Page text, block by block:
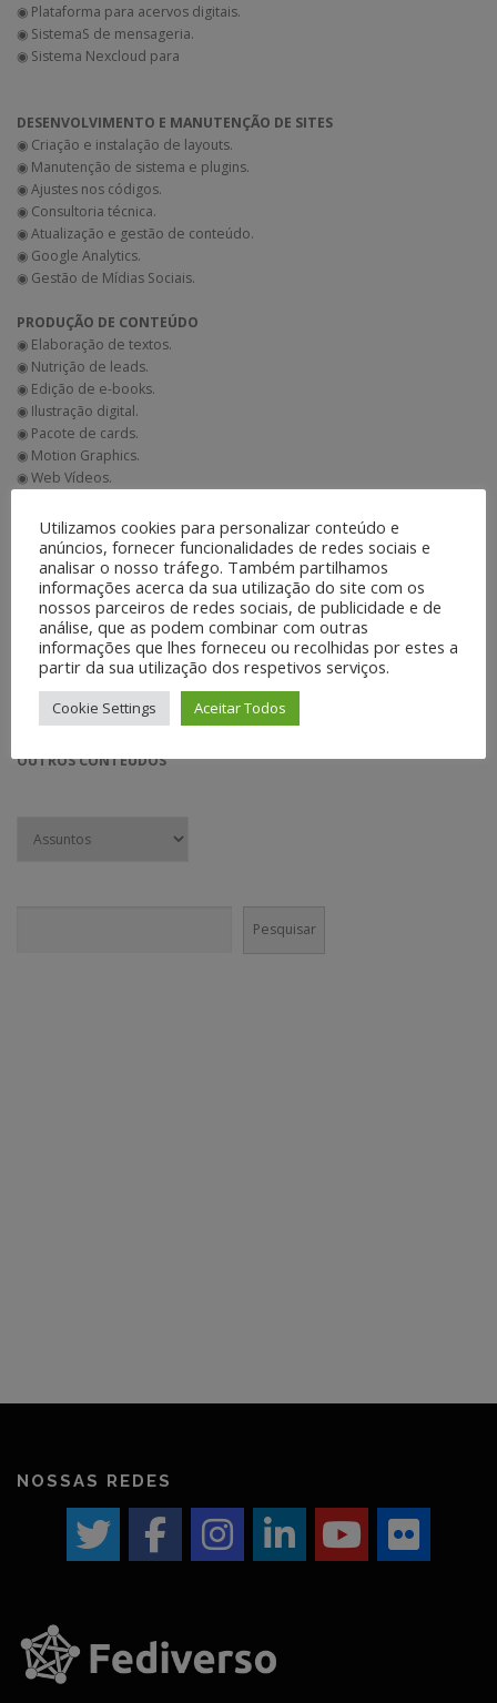
◉ Plataforma para acervos digitais.
◉ SistemaS de mensageria.
◉ Sistema Nexcloud para
DESENVOLVIMENTO E MANUTENÇÃO DE SITES
◉ Criação e instalação de layouts.
◉ Manutenção de sistema e plugins.
◉ Ajustes nos códigos.
◉ Consultoria técnica.
◉ Atualização e gestão de conteúdo.
◉ Google Analytics.
◉ Gestão de Mídias Sociais.
PRODUÇÃO DE CONTEÚDO
◉ Elaboração de textos.
◉ Nutrição de leads.
◉ Edição de e-books.
◉ Ilustração digital.
◉ Pacote de cards.
◉ Motion Graphics.
◉ Web Vídeos.
OUTROS CONTEÚDOS
Pesquisar
NOSSAS REDES
Utilizamos cookies para personalizar conteúdo e
anúncios, fornecer funcionalidades de redes sociais e
analisar o nosso tráfego. Também partilhamos
informações acerca da sua utilização do site com os
nossos parceiros de redes sociais, de publicidade e de
análise, que as podem combinar com outras
informações que lhes forneceu ou recolhidas por estes a
partir da sua utilização dos respetivos serviços.
Cookie Settings Aceitar Todos